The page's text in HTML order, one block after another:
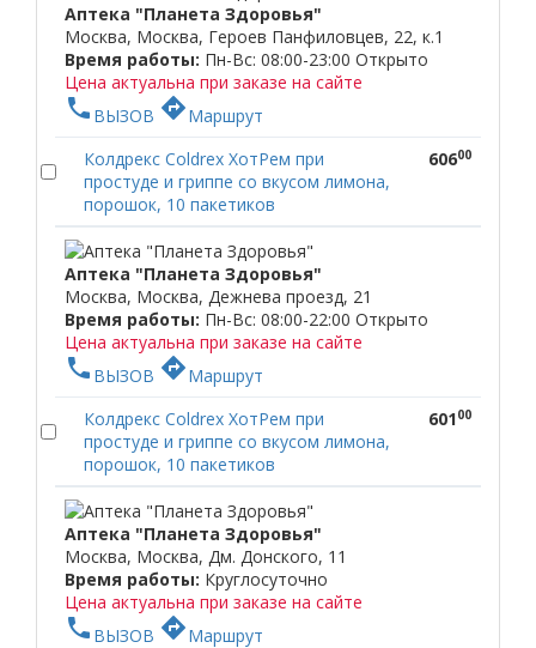
Аптека "Планета Здоровья"
Москва, Москва, Героев Панфиловцев, 22, к.1
Время работы: Пн-Вс: 08:00-23:00 Открыто
Цена актуальна при заказе на сайте
phone ВЫЗОВ directionsМаршрут
Колдрекс Coldrex ХотРем при
простуде и гриппе со вкусом лимона,
порошок, 10 пакетиков
60600
Аптека "Планета Здоровья"
Москва, Москва, Дежнева проезд, 21
Время работы: Пн-Вс: 08:00-22:00 Открыто
Цена актуальна при заказе на сайте
phone ВЫЗОВ directionsМаршрут
Колдрекс Coldrex ХотРем при
простуде и гриппе со вкусом лимона,
порошок, 10 пакетиков
60100
Аптека "Планета Здоровья"
Москва, Москва, Дм. Донского, 11
Время работы: Круглосуточно
Цена актуальна при заказе на сайте
phone ВЫЗОВ directionsМаршрут